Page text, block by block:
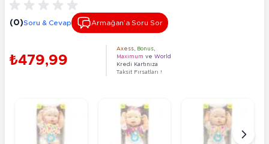
(0)Soru & Cevap Armağan’a Soru Sor
₺479,99
Axess Bonus
Maximum ve World
Kredi Kartınıza
Taksit Fırsatları !